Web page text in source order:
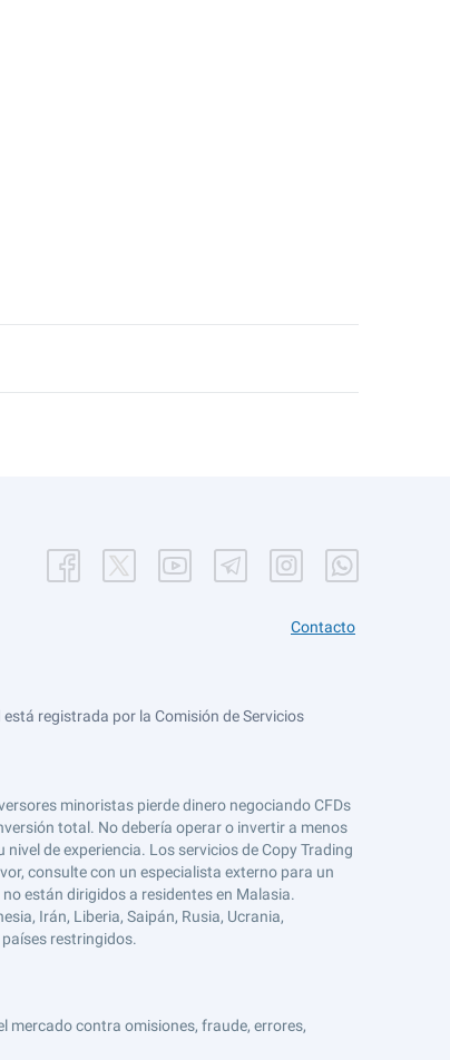
Contacto
registrada por la Comisión de Servicios
minoristas pierde dinero negociando CFDs
total. No debería operar o invertir a menos
de experiencia. Los servicios de Copy Trading
consulte con un especialista externo para un
están dirigidos a residentes en Malasia.
Irán, Liberia, Saipán, Rusia, Ucrania,
restringidos.
mercado contra omisiones, fraude, errores,